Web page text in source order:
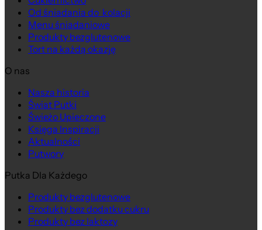
Od śniadania do kolacji
Menu śniadaniowe
Produkty bezglutenowe
Tort na każdą okazję
O nas
Nasza historia
Świat Putki
Świeżo Upieczone
Księga Inspiracji
Aktualności
Putwory
Putka Dla Każdego
Produkty bezglutenowe
Produkty bez dodatku cukru
Produkty bez laktozy